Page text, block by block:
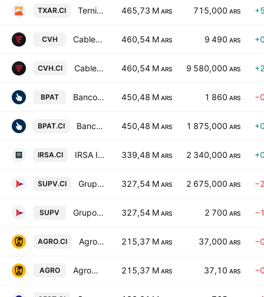
TXAR.CI Ternium Argentina SA Class A 465,73 M ARS 715,000 ARS
CVH Cablevision Holding SA Class B 460,54 M ARS 9 490 ARS
CVH.CI Cablevision Holding SA Class B 460,54 M ARS 9 580,000 ARS
BPAT Banco Patagonia SA Class B 450,48 M ARS 1 860 ARS
BPAT.CI Banco Patagonia SA Class B 450,48 M ARS 1 875,000 ARS
IRSA.CI IRSA Inversiones y Representaciones SA 339,48 M ARS 2 340,000 ARS
SUPV.CI Grupo Supervielle SA Class B 327,54 M ARS 2 675,000 ARS
SUPV Grupo Supervielle SA Class B 327,54 M ARS 2 700 ARS
AGRO.CI Agrometal SA 215,37 M ARS 37,000 ARS
AGRO Agrometal SA 215,37 M ARS 37,10 ARS